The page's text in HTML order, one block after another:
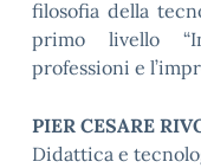
filosofia della
primo livello
professioni e
PIER CESARE
Didattica e